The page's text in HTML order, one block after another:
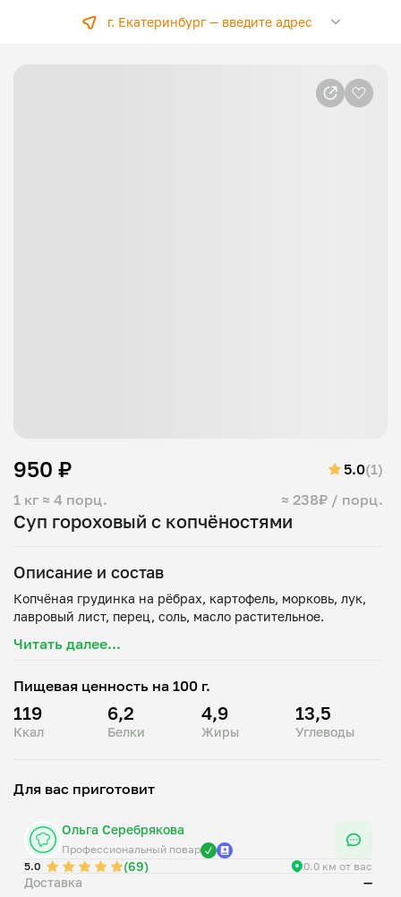
г. Екатеринбург —введите адрес
Суп гороховый с копчёностями
1 кг ≈ 4 порц. ≈ 238₽ / порц.
950 ₽ 5.0(1)
Описание и состав
Копчёная грудинка на рёбрах, картофель, морковь, лук,
Читать далее...
Пищевая ценность на 100 г.
119
Ккал
6,2
Белки
4,9
Жиры
13,5
Углеводы
Для вас приготовит
Ольга Серебрякова
Профессиональный повар
5.0
(69) 0.0 км от вас
Доставка —